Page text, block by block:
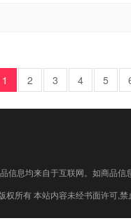
1 2 3 4 5
信息均来自于互联网。如商品
权所有 本站内容未经书面许可,